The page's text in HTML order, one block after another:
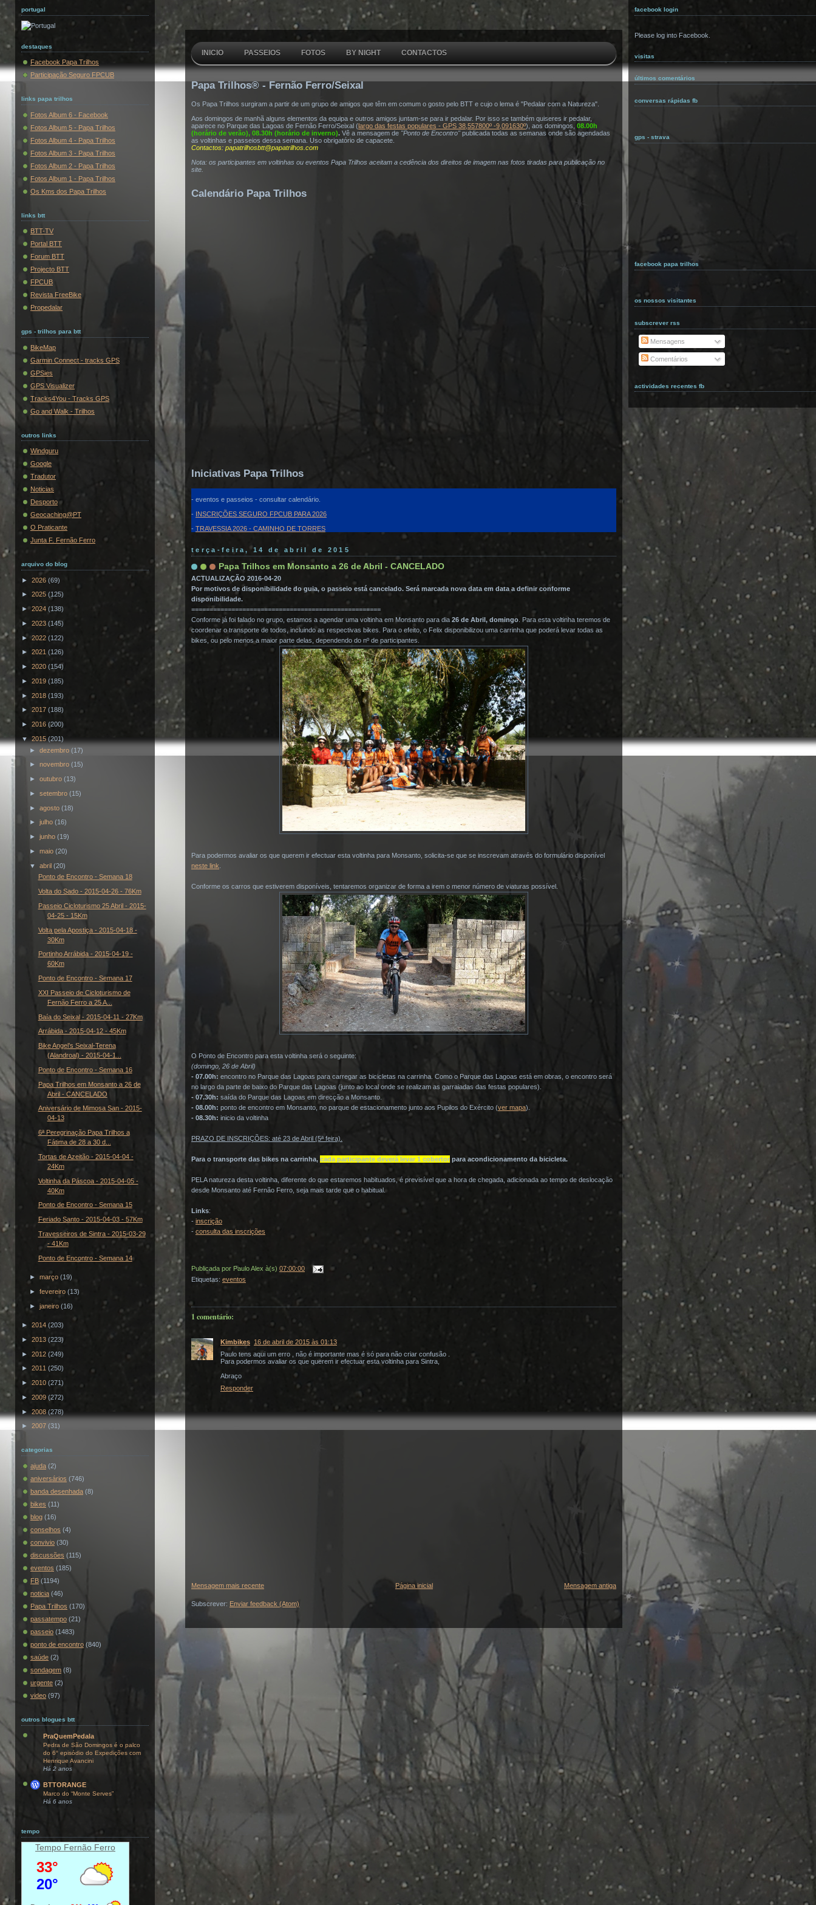
portugal
destaques
Facebook Papa Trilhos
Participação Seguro FPCUB
links papa trilhos
Fotos Album 6 - Facebook
Fotos Album 5 - Papa Trilhos
Fotos Album 4 - Papa Trilhos
Fotos Album 3 - Papa Trilhos
Fotos Album 2 - Papa Trilhos
Fotos Album 1 - Papa Trilhos
Os Kms dos Papa Trilhos
links btt
BTT-TV
Portal BTT
Forum BTT
Projecto BTT
FPCUB
Revista FreeBike
Propedalar
gps - trilhos para btt
BikeMap
Garmin Connect - tracks GPS
GPSies
GPS Visualizer
Tracks4You - Tracks GPS
Go and Walk - Trilhos
outros links
Windguru
Google
Tradutor
Noticias
Desporto
Geocaching@PT
O Praticante
Junta F. Fernão Ferro
arquivo do blog
► 2026 (69)
► 2025 (125)
► 2024 (138)
► 2023 (145)
► 2022 (122)
► 2021 (126)
► 2020 (154)
► 2019 (185)
► 2018 (193)
► 2017 (188)
► 2016 (200)
▼ 2015 (201)
►dezembro(17)
►novembro(15)
►outubro(13)
►setembro(15)
►agosto(18)
►julho(16)
►junho(19)
►maio(20)
▼abril(20)
Ponto de Encontro - Semana 18
Volta do Sado - 2015-04-26 - 76Km
Passeio Cicloturismo 25 Abril - 2015-
04-25 - 15Km
Volta pela Apostiça - 2015-04-18 -
30Km
Portinho Arrábida - 2015-04-19 -
60Km
Ponto de Encontro - Semana 17
XXI Passeio de Cicloturismo de
Fernão Ferro a 25 A...
Baía do Seixal - 2015-04-11 - 27Km
Arrábida - 2015-04-12 - 45Km
Bike Angel’s Seixal-Terena
(Alandroal) - 2015-04-1...
Ponto de Encontro - Semana 16
Papa Trilhos em Monsanto a 26 de
Abril - CANCELADO
Aniversário de Mimosa San - 2015-
04-13
6ª Peregrinação Papa Trilhos a
Fátima de 28 a 30 d...
Tortas de Azeitão - 2015-04-04 -
24Km
Voltinha da Páscoa - 2015-04-05 -
40Km
Ponto de Encontro - Semana 15
Feriado Santo - 2015-04-03 - 57Km
Travesseiros de Sintra - 2015-03-29
- 41Km
Ponto de Encontro - Semana 14
►março(19)
►fevereiro(13)
►janeiro(16)
► 2014 (203)
► 2013 (223)
► 2012 (249)
► 2011 (250)
► 2010 (271)
► 2009 (272)
► 2008 (278)
► 2007 (31)
categorias
ajuda (2)
aniversários (746)
banda desenhada (8)
bikes (11)
blog (16)
conselhos (4)
convivio (30)
discussões (115)
eventos (185)
FB (1194)
noticia (46)
Papa Trilhos (170)
passatempo (21)
passeio (1483)
ponto de encontro (840)
saúde (2)
sondagem (8)
urgente (2)
video (97)
outros blogues btt
PraQuemPedala
Pedra de São Domingos é o palco
do 6° episódio do Expedições com
Henrique Avancini
Há 2 anos
BTTORANGE
Marco do “Monte Serves”
Há 6 anos
tempo
Tempo Fernão Ferro
INICIO PASSEIOS FOTOS BY NIGHT CONTACTOS
Papa Trilhos® - Fernão Ferro/Seixal
Os Papa Trilhos surgiram a partir de um grupo de amigos que têm em comum o gosto pelo BTT e cujo o lema é "Pedalar com a Natureza".
Aos domingos de manhã alguns elementos da equipa e outros amigos juntam-se para ir pedalar. Por isso se também quiseres ir pedalar,
aparece no Parque das Lagoas de Fernão Ferro/Seixal (largo das festas populares - GPS 38,557800º -9,091630º), aos domingos, 08.00h
(horário de verão), 08.30h (horário de inverno). Vê a mensagem de "Ponto de Encontro"publicada todas as semanas onde são agendadas
as voltinhas e passeios dessa semana. Uso obrigatório de capacete.
Contactos: papatrilhosbtt@papatrilhos.com
Nota: os participantes em voltinhas ou eventos Papa Trilhos aceitam a cedência dos direitos de imagem nas fotos tiradas para publicação no
site.
Calendário Papa Trilhos
Iniciativas Papa Trilhos
- eventos e passeios - consultar calendário.
- INSCRIÇÕES SEGURO FPCUB PARA 2026
- TRAVESSIA 2026 - CAMINHO DE TORRES
terça-feira, 14 de abril de 2015
Papa Trilhos em Monsanto a 26 de Abril - CANCELADO
ACTUALIZAÇÃO 2016-04-20
Por motivos de disponibilidade do guia, o passeio está cancelado. Será marcada nova data em data a definir conforme
disponibilidade.
====================================================
Conforme já foi falado no grupo, estamos a agendar uma voltinha em Monsanto para dia 26 de Abril, domingo. Para esta voltinha teremos de
coordenar o transporte de todos, incluindo as respectivas bikes. Para o efeito, o Felix disponibilizou uma carrinha que poderá levar todas as
bikes, ou pelo menos a maior parte delas, dependendo do nº de participantes.
Para podermos avaliar os que querem ir efectuar esta voltinha para Monsanto, solicita-se que se inscrevam através do formulário disponível
neste link.
Conforme os carros que estiverem disponíveis, tentaremos organizar de forma a irem o menor número de viaturas possível.
O Ponto de Encontro para esta voltinha será o seguinte:
(domingo, 26 de Abril)
- 07.00h: encontro no Parque das Lagoas para carregar as bicicletas na carrinha. Como o Parque das Lagoas está em obras, o encontro será
no largo da parte de baixo do Parque das Lagoas (junto ao local onde se realizam as garraiadas das festas populares).
- 07.30h: saída do Parque das Lagoas em direcção a Monsanto.
- 08.00h: ponto de encontro em Monsanto, no parque de estacionamento junto aos Pupilos do Exército (ver mapa).
- 08.30h: inicio da voltinha
PRAZO DE INSCRIÇÕES: até 23 de Abril (5ª feira).
Para o transporte das bikes na carrinha, cada participante deverá levar 1 cobertor para acondicionamento da bicicleta.
PELA natureza desta voltinha, diferente do que estaremos habituados, é previsível que a hora de chegada, adicionada ao tempo de deslocação
desde Monsanto até Fernão Ferro, seja mais tarde que o habitual.
Links:
- inscrição
- consulta das inscrições
Publicada por Paulo Alex à(s) 07:00:00
Etiquetas: eventos
1 comentário:
Kimbikes 16 de abril de 2015 às 01:13
Paulo tens aqui um erro , não é importante mas é só para não criar confusão .
Para podermos avaliar os que querem ir efectuar esta voltinha para Sintra,
Abraço
Responder
Mensagem mais recente Mensagem antiga
Página inicial
Subscrever: Enviar feedback (Atom)
facebook login
Please log into Facebook.
visitas
últimos comentários
conversas rápidas fb
gps - strava
facebook papa trilhos
os nossos visitantes
subscrever rss
Mensagens
Comentários
actividades recentes fb